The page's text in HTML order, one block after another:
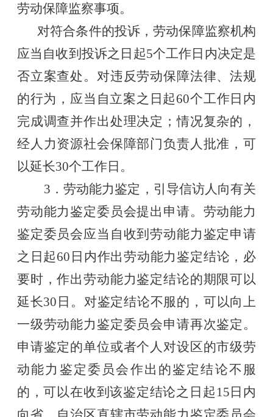
劳动保障监察事项。
对符合条件的投诉，劳动保障监察机构
应当自收到投诉之日起5个工作日内决定是
否立案查处。对违反劳动保障法律、法规
的行为，应当自立案之日起60个工作日内
完成调查并作出处理决定；情况复杂的，
经人力资源社会保障部门负责人批准，可
以延长30个工作日。
3．劳动能力鉴定，引导信访人向有关
劳动能力鉴定委员会提出申请。劳动能力
鉴定委员会应当自收到劳动能力鉴定申请
之日起60日内作出劳动能力鉴定结论，必
要时，作出劳动能力鉴定结论的期限可以
延长30日。对鉴定结论不服的，可以向上
一级劳动能力鉴定委员会申请再次鉴定。
申请鉴定的单位或者个人对设区的市级劳
动能力鉴定委员会作出的鉴定结论不服
的，可以在收到该鉴定结论之日起15日内